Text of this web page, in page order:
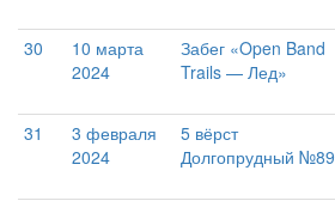
30
10 марта
2024
Забег «Open Band
Trails — Лед»
31
3 февраля
2024
5 вёрст
Долгопрудный №89